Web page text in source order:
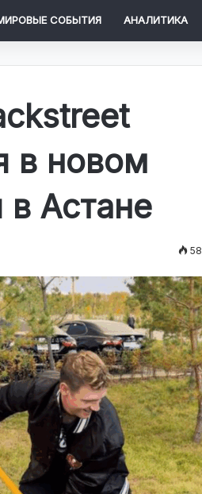
СОБЫТИЯ АНАЛИТИКА
в новом
в Астане
58